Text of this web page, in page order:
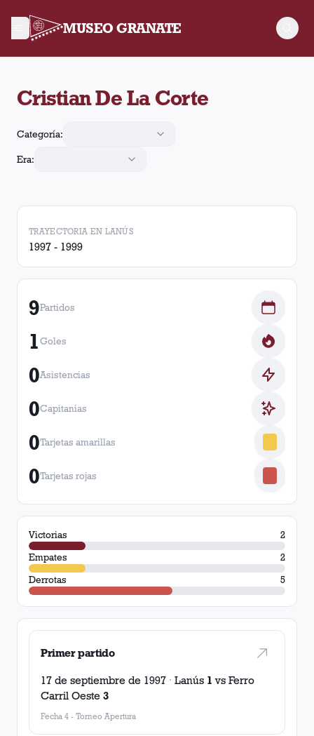
MUSEO GRANATE
Cristian De La Corte
Categoría:
Era:
TRAYECTORIA EN LANÚS
1997 - 1999
9Partidos
1Goles
0Asistencias
0Capitanías
0Tarjetas amarillas
0Tarjetas rojas
Victorias
2
Empates
2
Derrotas
5
Primer partido
17 de septiembre de 1997 · Lanús 1 vs Ferro
Carril Oeste 3
Fecha 4 - Torneo Apertura